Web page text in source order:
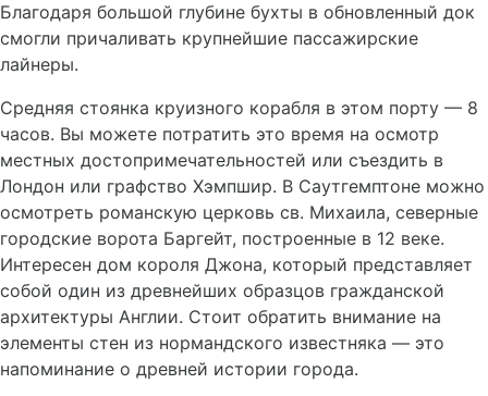
Благодаря большой глубине бухты в обновленный док
смогли причаливать крупнейшие пассажирские
лайнеры.
Средняя стоянка круизного корабля в этом порту — 8
часов. Вы можете потратить это время на осмотр
местных достопримечательностей или съездить в
Лондон или графство Хэмпшир. В Саутгемптоне можно
осмотреть романскую церковь св. Михаила, северные
городские ворота Баргейт, построенные в 12 веке.
Интересен дом короля Джона, который представляет
собой один из древнейших образцов гражданской
архитектуры Англии. Стоит обратить внимание на
элементы стен из нормандского известняка — это
напоминание о древней истории города.